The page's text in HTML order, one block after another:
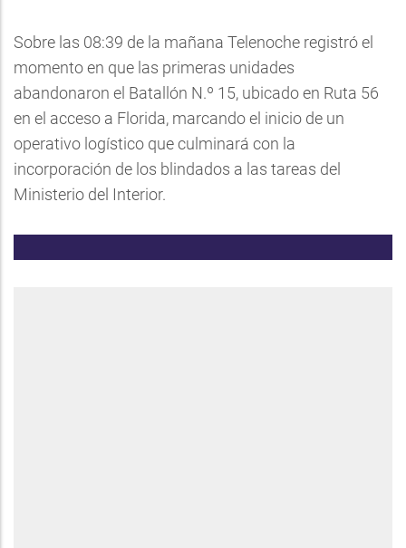
Sobre las 08:39 de la mañana Telenoche registró el
momento en que las primeras unidades
abandonaron el Batallón N.º 15, ubicado en Ruta 56
en el acceso a Florida, marcando el inicio de un
operativo logístico que culminará con la
incorporación de los blindados a las tareas del
Ministerio del Interior.